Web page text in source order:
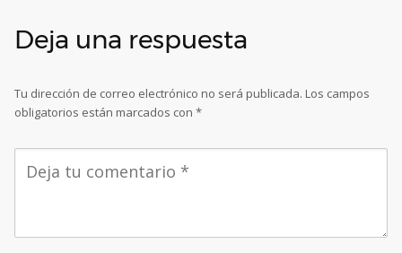
Deja una respuesta
Tu dirección de correo electrónico no será publicada. Los campos
obligatorios están marcados con *